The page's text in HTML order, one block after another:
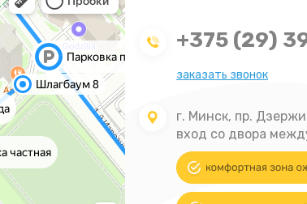
+375 (29)
заказать звонок
г. Минск, пр.
вход со двора